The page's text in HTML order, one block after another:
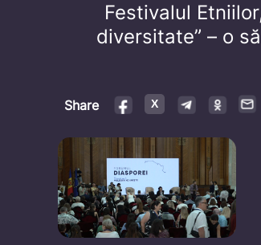
Festivalul
diversitate” – o
Share